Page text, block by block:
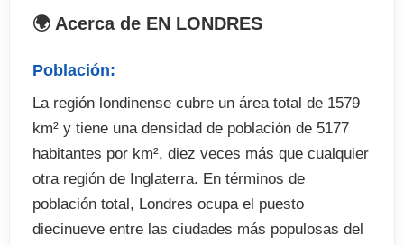
🌍 Acerca de EN LONDRES
Población:
La región londinense cubre un área total de 1579
km² y tiene una densidad de población de 5177
habitantes por km², diez veces más que cualquier
otra región de Inglaterra. En términos de
población total, Londres ocupa el puesto
diecinueve entre las ciudades más populosas del